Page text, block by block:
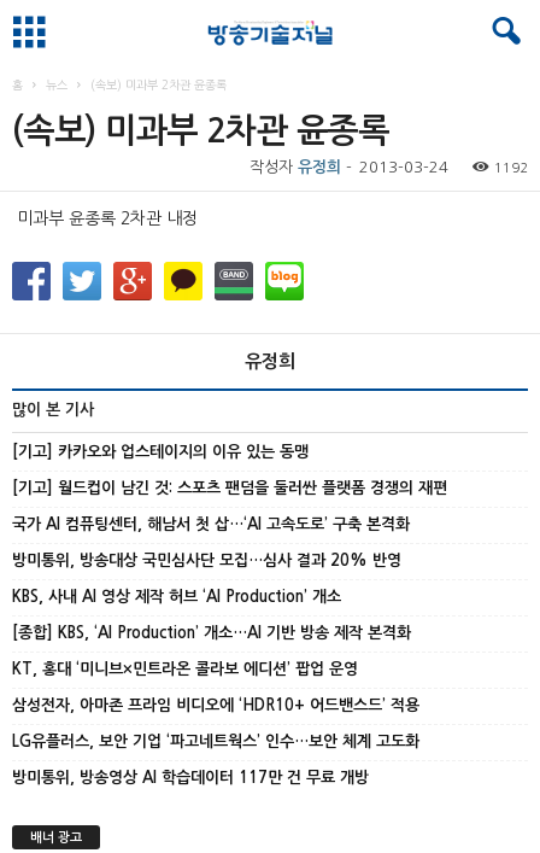
홈 뉴스 (속보) 미과부 2차관 윤종록
(속보) 미과부 2차관 윤종록
작성자 유정희 - 2013-03-24 1192
미과부 윤종록 2차관 내정
유정희
많이 본 기사
[기고] 카카오와 업스테이지의 이유 있는 동맹
[기고] 월드컵이 남긴 것: 스포츠 팬덤을 둘러싼 플랫폼 경쟁의 재편
국가 AI 컴퓨팅센터, 해남서 첫 삽…‘AI 고속도로’ 구축 본격화
방미통위, 방송대상 국민심사단 모집…심사 결과 20% 반영
KBS, 사내 AI 영상 제작 허브 ‘AI Production’ 개소
[종합] KBS, ‘AI Production’ 개소…AI 기반 방송 제작 본격화
KT, 홍대 ‘미니브×민트라온 콜라보 에디션’ 팝업 운영
삼성전자, 아마존 프라임 비디오에 ‘HDR10+ 어드밴스드’ 적용
LG유플러스, 보안 기업 ‘파고네트웍스’ 인수…보안 체계 고도화
방미통위, 방송영상 AI 학습데이터 117만 건 무료 개방
배너 광고